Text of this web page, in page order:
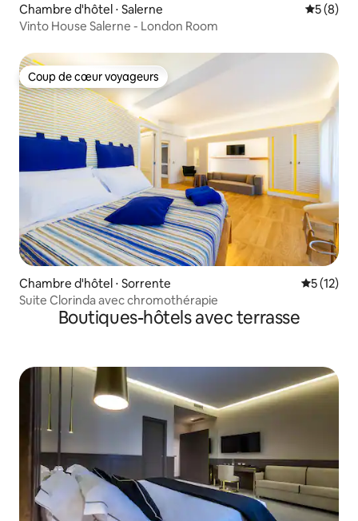
Chambre d'hôtel ⋅ Salerne
5 (8)
Vinto House Salerne - London Room
Coup de cœur voyageurs
Coup de cœur voyageurs
Chambre d'hôtel ⋅ Sorrente
5 (12)
Suite Clorinda avec chromothérapie
Boutiques-hôtels avec terrasse